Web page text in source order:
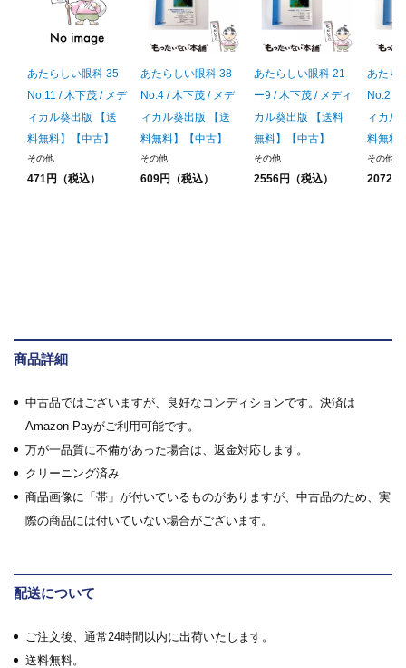
あたらしい眼科 35
No.11 / 木下茂 / メデ
ィカル葵出版 【送
料無料】【中古】
その他
471円（税込）
あたらしい眼科 38
No.4 / 木下茂 / メデ
ィカル葵出版 【送
料無料】【中古】
その他
609円（税込）
あたらしい眼科 21
ー9 / 木下茂 / メディ
カル葵出版 【送料
無料】【中古】
その他
2556円（税込）
あたら
No.2 /
ィカル
料無料
その他
2072円
商品詳細
中古品ではございますが、良好なコンディションです。決済は
Amazon Payがご利用可能です。
万が一品質に不備があった場合は、返金対応します。
クリーニング済み
商品画像に「帯」が付いているものがありますが、中古品のため、実
際の商品には付いていない場合がございます。
配送について
ご注文後、通常24時間以内に出荷いたします。
送料無料。